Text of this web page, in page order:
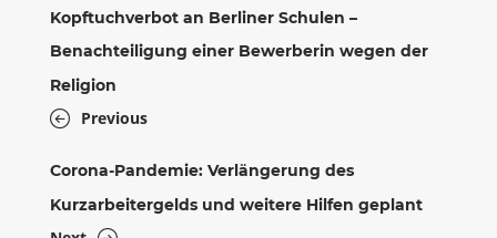
Kopftuchverbot an Berliner Schulen –
Benachteiligung einer Bewerberin wegen der
Religion
Previous
Corona-Pandemie: Verlängerung des
Kurzarbeitergelds und weitere Hilfen geplant